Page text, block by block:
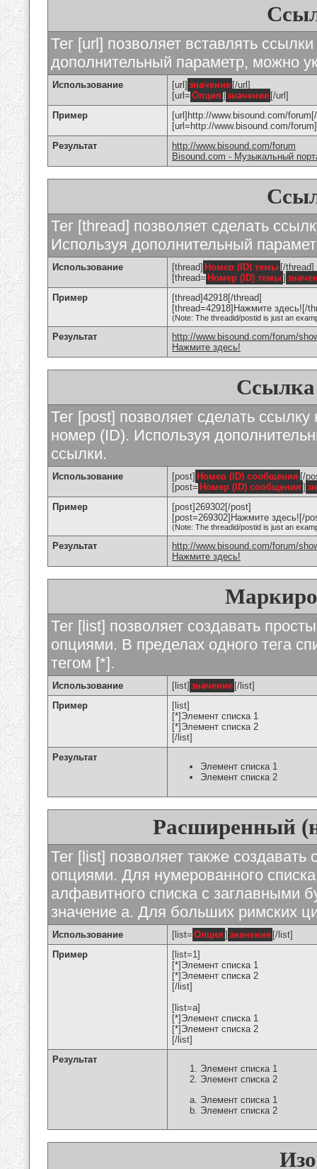
Тег [url] позволяет вставлять
дополнительный параметр, можно
Использование [url] значение [/url]
[url= Опция ] значение [/url]
Пример
[url]http://www.bisound.com/
[url=http://www.bisound.com/
Результат
http://www.bisound.com/forum
Bisound.com - Музыкальный
Тег [thread] позволяет сделать
Используя дополнительный
Использование [thread] Номер (ID) темы [/thread]
[thread= Номер (ID) темы]
Пример
[thread]42918[/thread]
[thread=42918]Нажмите здесь![/
(Note: The threadid/postid is just an
Результат
http://www.bisound.com/forum/
Нажмите здесь!
Ссылка
Тег [post] позволяет сделать
номер (ID). Используя
ссылки.
Использование [post] Номер (ID) сообщения [/
[post= Номер (ID) сообщения ]
Пример
[post]269302[/post]
[post=269302]Нажмите здесь![/
(Note: The threadid/postid is just an
Результат
http://www.bisound.com/forum/
Нажмите здесь!
Тег [list] позволяет создавать
опциями. В пределах одного тега
тегом [*].
Использование [list] значение [/list]
Пример
[list]
[*]Элемент списка 1
[*]Элемент списка 2
[/list]
Результат
Элемент списка 1
Элемент списка 2
Расширенный
Тег [list] позволяет также
опциями. Для нумерованного
алфавитного списка с заглавными
значение а. Для больших римских
Использование [list= Опция ] значение [/list]
Пример
[list=1]
[*]Элемент списка 1
[*]Элемент списка 2
[/list]
[list=a]
[*]Элемент списка 1
[*]Элемент списка 2
[/list]
Результат
Элемент списка 1
Элемент списка 2
Элемент списка 1
Элемент списка 2